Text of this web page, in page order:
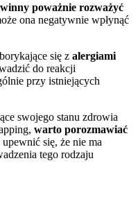
poważnie rozważyć
ona negatywnie wpłynąć
się z alergiami
do reakcji
przy istniejących
swojego stanu zdrowia
warto porozmawiać
się, że nie ma
tego rodzaju